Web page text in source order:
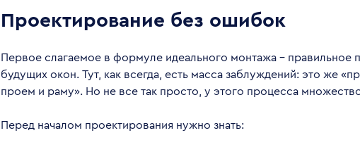
Проектирование без ошибок
Первое слагаемое в формуле идеального монтажа – правильное
будущих окон. Тут, как всегда, есть масса заблуждений: это же
проем и раму». Но не все так просто, у этого процесса
Перед началом проектирования нужно знать: